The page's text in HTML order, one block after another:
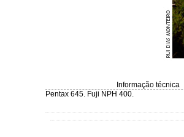
Informação técnica
Pentax 645. Fuji NPH 400.